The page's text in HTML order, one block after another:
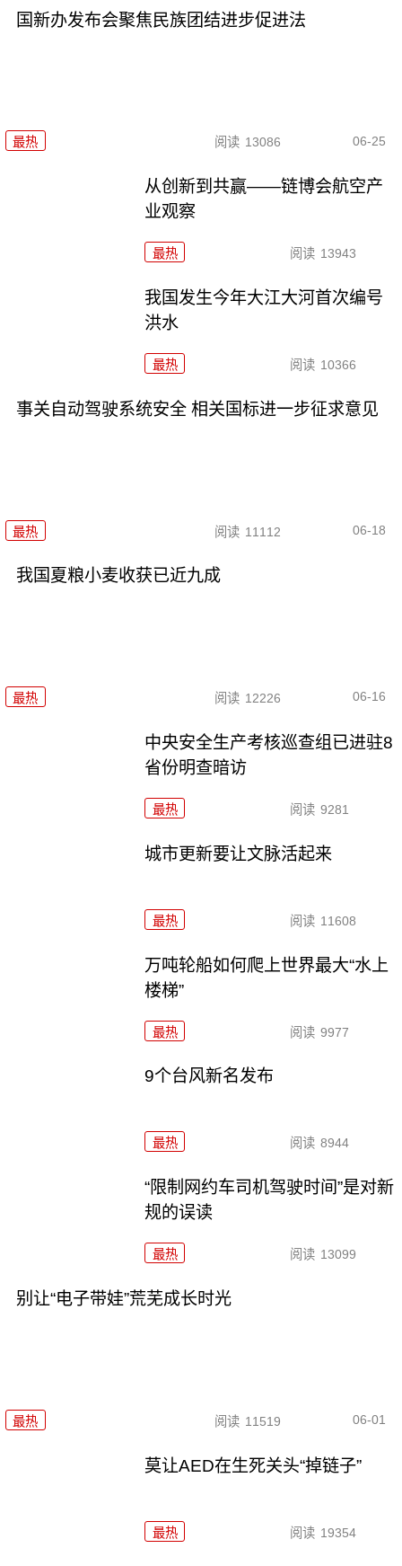
国新办发布会聚焦民族团结进步促进法
最热 阅读 13086 06-25
从创新到共赢——链博会航空产
业观察
最热 阅读 13943
我国发生今年大江大河首次编号
洪水
最热 阅读 10366
事关自动驾驶系统安全 相关国标进一步征求意见
最热 阅读 11112 06-18
我国夏粮小麦收获已近九成
最热 阅读 12226 06-16
中央安全生产考核巡查组已进驻8
省份明查暗访
最热 阅读 9281
城市更新要让文脉活起来
最热 阅读 11608
万吨轮船如何爬上世界最大“水上
楼梯”
最热 阅读 9977
9个台风新名发布
最热 阅读 8944
“限制网约车司机驾驶时间”是对新
规的误读
最热 阅读 13099
别让“电子带娃”荒芜成长时光
最热 阅读 11519 06-01
莫让AED在生死关头“掉链子”
最热 阅读 19354